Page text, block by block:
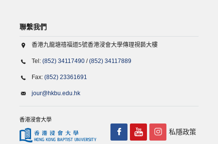
聯繫我們
香港九龍塘禧福道5號香港浸會大學傳理視藝大樓
Tel: (852) 34117490 /(852) 34117889
Fax: (852) 23361691
jour@hkbu.edu.hk
香港浸會大學
私隱政策